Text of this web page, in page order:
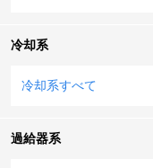
冷却系
冷却系すべて
過給器系